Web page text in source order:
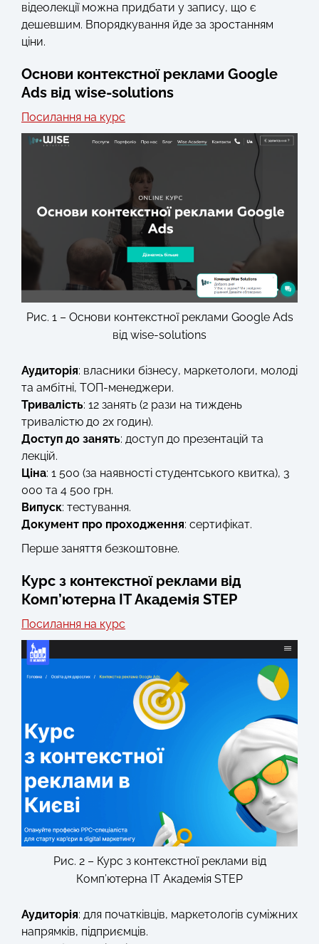
відеолекції можна придбати у запису, що є
дешевшим. Впорядкування йде за зростанням
ціни.
Основи контекстної реклами Google
Ads від wise-solutions
Посилання на курс
Рис. 1 – Основи контекстної реклами Google Ads
від wise-solutions
Аудиторія: власники бізнесу, маркетологи, молоді
та амбітні, ТОП-менеджери.
Тривалість: 12 занять (2 рази на тиждень
тривалістю до 2х годин).
Доступ до занять: доступ до презентацій та
лекцій.
Ціна: 1 500 (за наявності студентського квитка), 3
000 та 4 500 грн.
Випуск: тестування.
Документ про проходження: сертифікат.
Перше заняття безкоштовне.
Курс з контекстної реклами від
Комп’ютерна IT Академія STEP
Посилання на курс
Рис. 2 – Курс з контекстної реклами від
Комп’ютерна IT Академія STEP
Аудиторія: для початківців, маркетологів суміжних
напрямків, підприємців.